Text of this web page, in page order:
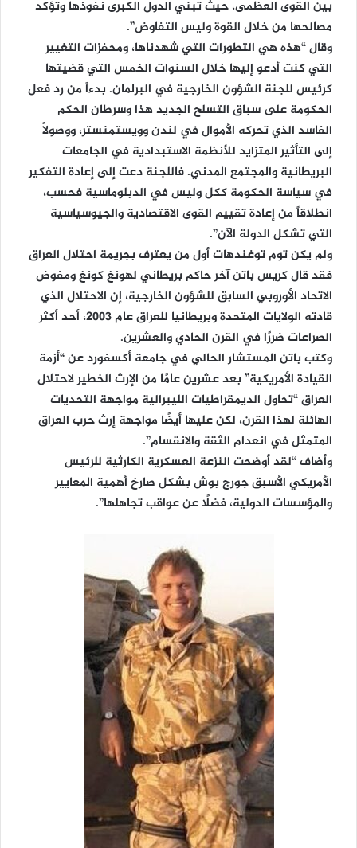
بين القوى العظمى، حيث تبني الدول الكبرى نفوذها وتؤكد
مصالحها من خلال القوة وليس التفاوض”.
وقال “هذه هي التطورات التي شهدناها، ومحفزات التغيير
التي كنت أدعو إليها خلال السنوات الخمس التي قضيتها
كرئيس للجنة الشؤون الخارجية في البرلمان. بدءاً من رد فعل
الحكومة على سباق التسلح الجديد هذا وسرطان الحكم
الفاسد الذي تحركه الأموال في لندن وويستمنستر، ووصولاً
إلى التأثير المتزايد للأنظمة الاستبدادية في الجامعات
البريطانية والمجتمع المدني. فاللجنة دعت إلى إعادة التفكير
في سياسة الحكومة ككل وليس في الدبلوماسية فحسب،
انطلاقاً من إعادة تقييم القوى الاقتصادية والجيوسياسية
التي تشكل الدولة الآن”.
ولم يكن توم توغندهات أول من يعترف بجريمة احتلال العراق
فقد قال كريس باتن آخر حاكم بريطاني لهونغ كونغ ومفوض
الاتحاد الأوروبي السابق للشؤون الخارجية، إن الاحتلال الذي
قادته الولايات المتحدة وبريطانيا للعراق عام 2003، أحد أكثر
الصراعات ضررًا في القرن الحادي والعشرين.
وكتب باتن المستشار الحالي في جامعة أكسفورد عن “أزمة
القيادة الأمريكية” بعد عشرين عامًا من الإرث الخطير لاحتلال
العراق “تحاول الديمقراطيات الليبرالية مواجهة التحديات
الهائلة لهذا القرن، لكن عليها أيضًا مواجهة إرث حرب العراق
المتمثل في انعدام الثقة والانقسام”.
وأضاف “لقد أوضحت النزعة العسكرية الكارثية للرئيس
الأمريكي الأسبق جورج بوش بشكل صارخ أهمية المعايير
والمؤسسات الدولية، فضلًا عن عواقب تجاهلها”.